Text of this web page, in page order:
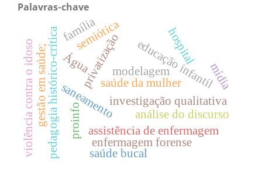
Palavras-chave
investigação qualitativa
saneamento
pedagogia histórico-crítica educação infantil
modelagem
privatização
Água
análise do discurso
gestão em saúde; mídia
proinfo assistência de enfermagem
violência contra o idoso enfermagem forense
saúde da mulher
hospital
semiótica
saúde bucal
família